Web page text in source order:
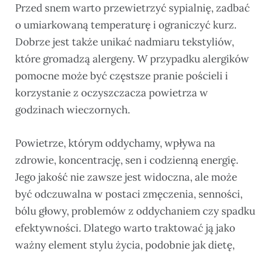
Przed snem warto przewietrzyć sypialnię, zadbać
o umiarkowaną temperaturę i ograniczyć kurz.
Dobrze jest także unikać nadmiaru tekstyliów,
które gromadzą alergeny. W przypadku alergików
pomocne może być częstsze pranie pościeli i
korzystanie z oczyszczacza powietrza w
godzinach wieczornych.
Powietrze, którym oddychamy, wpływa na
zdrowie, koncentrację, sen i codzienną energię.
Jego jakość nie zawsze jest widoczna, ale może
być odczuwalna w postaci zmęczenia, senności,
bólu głowy, problemów z oddychaniem czy spadku
efektywności. Dlatego warto traktować ją jako
ważny element stylu życia, podobnie jak dietę,